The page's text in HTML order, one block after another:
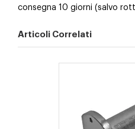
consegna 10 giorni (salvo
Articoli Correlati